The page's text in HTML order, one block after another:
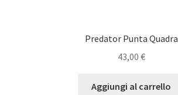
Predator Punta Quadra
43,00 €
Aggiungi al carrello